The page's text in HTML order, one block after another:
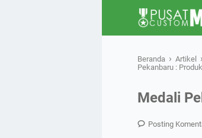
Beranda › Artikel ›
Pekanbaru :
Medali
Posting